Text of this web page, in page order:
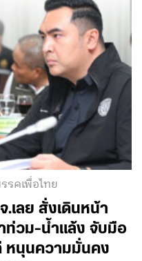
รคเพื่อไทย
.เลย สั่งเดินหน้า
วม-น้ำแล้ง จับมือ
หนุนความมั่นคง